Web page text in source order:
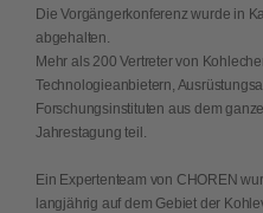
Die Vorgängerkonferenz wurde in
abgehalten.
Mehr als 200 Vertreter von
Technologieanbietern,
Forschungsinstituten aus dem
Jahrestagung teil.
Ein Expertenteam von CHOREN
langjährig auf dem Gebiet der